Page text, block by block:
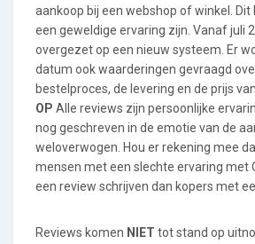
aankoop bij een webshop of winkel.
een geweldige ervaring zijn. Vanaf juli
overgezet op een nieuw systeem. Er
datum ook waarderingen gevraagd
bestelproces, de levering en de prijs
OP Alle reviews zijn persoonlijke
nog geschreven in de emotie van de
weloverwogen. Hou er rekening mee
mensen met een slechte ervaring met
een review schrijven dan kopers met
Reviews komen NIET tot stand op